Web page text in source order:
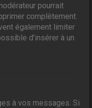
pourrait
complètement.
également limiter
d’insérer à un
à vos messages. Si